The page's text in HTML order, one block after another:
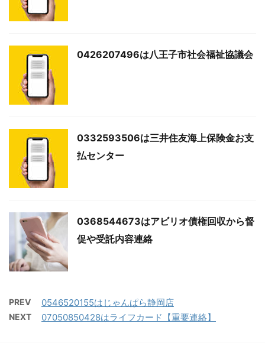
0426207496は八王子市社会福祉協議会
0332593506は三井住友海上保険金お支
払センター
0368544673はアビリオ債権回収から督
促や受託内容連絡
PREV 0546520155はじゃんぱら静岡店
NEXT 07050850428はライフカード【重要連絡】